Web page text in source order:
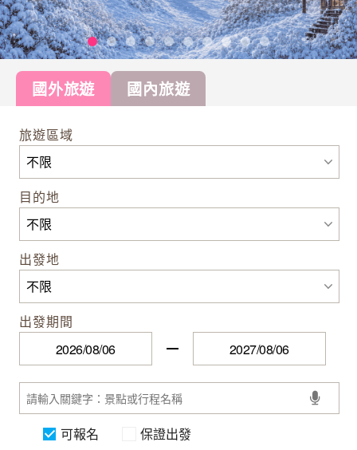
國外旅遊 國內旅遊
旅遊區域
目的地
出發地
出發期間
可報名 保證出發